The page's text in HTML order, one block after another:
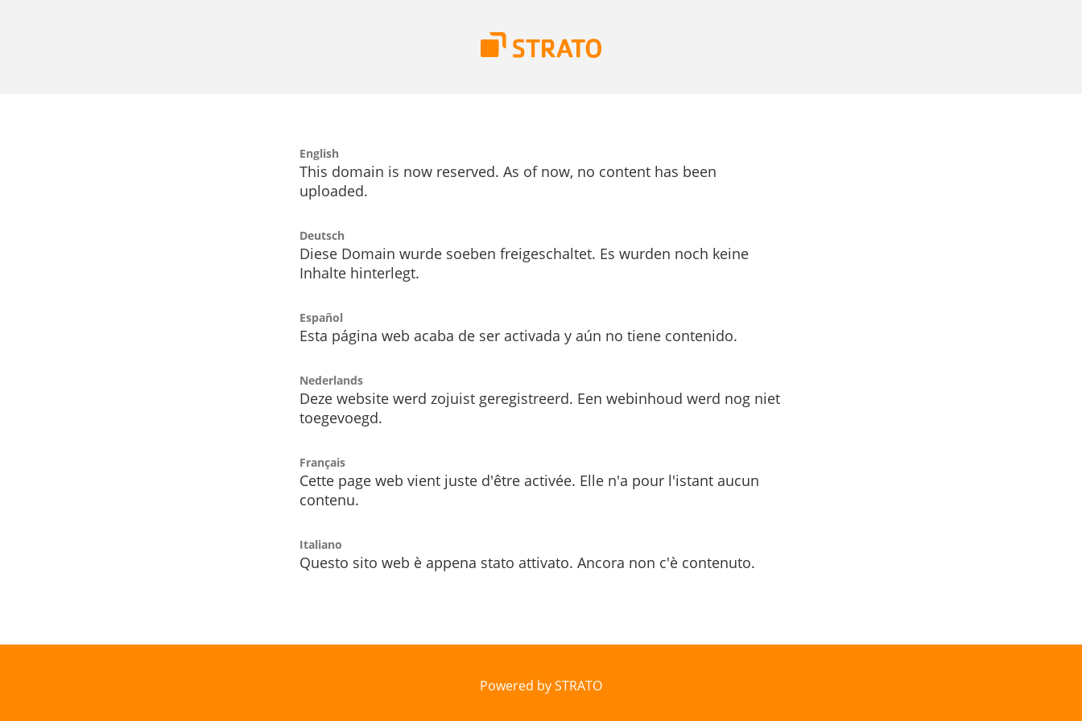
English
This domain is now reserved. As of now, no content has been
uploaded.
Deutsch
Diese Domain wurde soeben freigeschaltet. Es wurden noch keine
Inhalte hinterlegt.
Español
Esta página web acaba de ser activada y aún no tiene contenido.
Nederlands
Deze website werd zojuist geregistreerd. Een webinhoud werd nog niet
toegevoegd.
Français
Cette page web vient juste d'être activée. Elle n'a pour l'istant aucun
contenu.
Italiano
Questo sito web è appena stato attivato. Ancora non c'è contenuto.
Powered by STRATO